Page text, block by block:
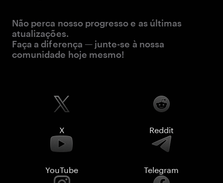
Não perca nosso progresso e as últimas
atualizações.
Faça a diferença — junte-se à nossa
comunidade hoje mesmo!
X Reddit
YouTube Telegram